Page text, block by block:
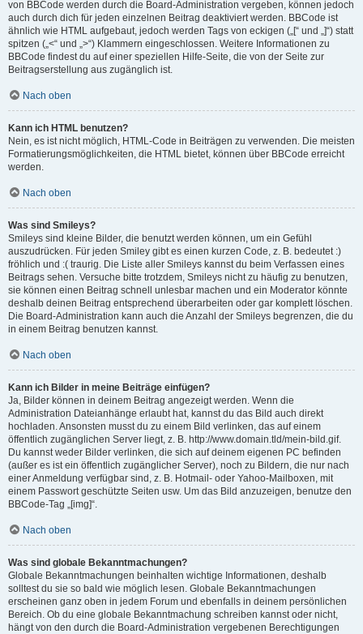
von BBCode werden durch die Board-Administration vergeben, können jedoch
auch durch dich für jeden einzelnen Beitrag deaktiviert werden. BBCode ist
ähnlich wie HTML aufgebaut, jedoch werden Tags von eckigen („[“ und „]“) statt
spitzen („<“ und „>“) Klammern eingeschlossen. Weitere Informationen zu
BBCode findest du auf einer speziellen Hilfe-Seite, die von der Seite zur
Beitragserstellung aus zugänglich ist.
Nach oben
Kann ich HTML benutzen?
Nein, es ist nicht möglich, HTML-Code in Beiträgen zu verwenden. Die meisten
Formatierungsmöglichkeiten, die HTML bietet, können über BBCode erreicht
werden.
Nach oben
Was sind Smileys?
Smileys sind kleine Bilder, die benutzt werden können, um ein Gefühl
auszudrücken. Für jeden Smiley gibt es einen kurzen Code, z. B. bedeutet :)
fröhlich und :( traurig. Die Liste aller Smileys kannst du beim Verfassen eines
Beitrags sehen. Versuche bitte trotzdem, Smileys nicht zu häufig zu benutzen,
sie können einen Beitrag schnell unlesbar machen und ein Moderator könnte
deshalb deinen Beitrag entsprechend überarbeiten oder gar komplett löschen.
Die Board-Administration kann auch die Anzahl der Smileys begrenzen, die du
in einem Beitrag benutzen kannst.
Nach oben
Kann ich Bilder in meine Beiträge einfügen?
Ja, Bilder können in deinem Beitrag angezeigt werden. Wenn die
Administration Dateianhänge erlaubt hat, kannst du das Bild auch direkt
hochladen. Ansonsten musst du zu einem Bild verlinken, das auf einem
öffentlich zugänglichen Server liegt, z. B. http://www.domain.tld/mein-bild.gif.
Du kannst weder Bilder verlinken, die sich auf deinem eigenen PC befinden
(außer es ist ein öffentlich zugänglicher Server), noch zu Bildern, die nur nach
einer Anmeldung verfügbar sind, z. B. Hotmail- oder Yahoo-Mailboxen, mit
einem Passwort geschützte Seiten usw. Um das Bild anzuzeigen, benutze den
BBCode-Tag „[img]“.
Nach oben
Was sind globale Bekanntmachungen?
Globale Bekanntmachungen beinhalten wichtige Informationen, deshalb
solltest du sie so bald wie möglich lesen. Globale Bekanntmachungen
erscheinen ganz oben in jedem Forum und ebenfalls in deinem persönlichen
Bereich. Ob du eine globale Bekanntmachung schreiben kannst oder nicht,
hängt von den durch die Board-Administration vergebenen Berechtigungen